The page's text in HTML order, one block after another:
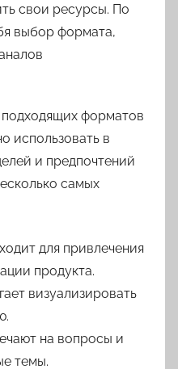
свои ресурсы. По
выбор формата,
форматов
использовать в
и предпочтений
самых
для привлечения
продукта.
визуализировать
на вопросы и
темы.